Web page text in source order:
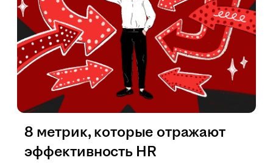
8 метрик, которые отражают
эффективность HR